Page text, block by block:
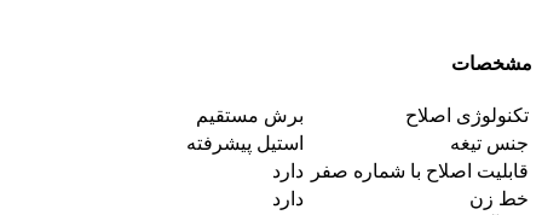
مشخصات
تکنولوژی اصلاح
برش مستقیم
جنس تیغه
استیل پیشرفته
قابلیت اصلاح با شماره صفر
دارد
خط زن
دارد